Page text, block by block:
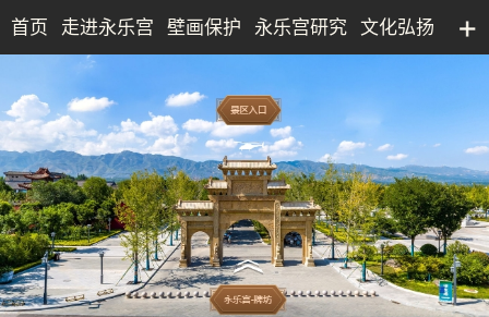
首页 走进永乐宫 壁画保护 永乐宫研究
文化弘扬
永乐宫研究院
文化产业 博物馆 典藏精品